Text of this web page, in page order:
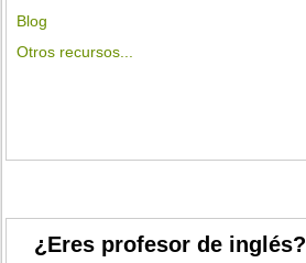
Blog
Otros recursos...
¿Eres profesor de inglés?